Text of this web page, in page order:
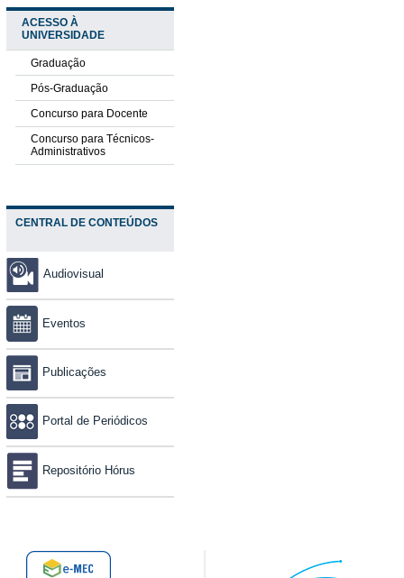
ACESSO À
UNIVERSIDADE
Graduação
Pós-Graduação
Concurso para Docente
Concurso para Técnicos-
Administrativos
CENTRAL DE CONTEÚDOS
Audiovisual
Eventos
Publicações
Portal de Periódicos
Repositório Hórus